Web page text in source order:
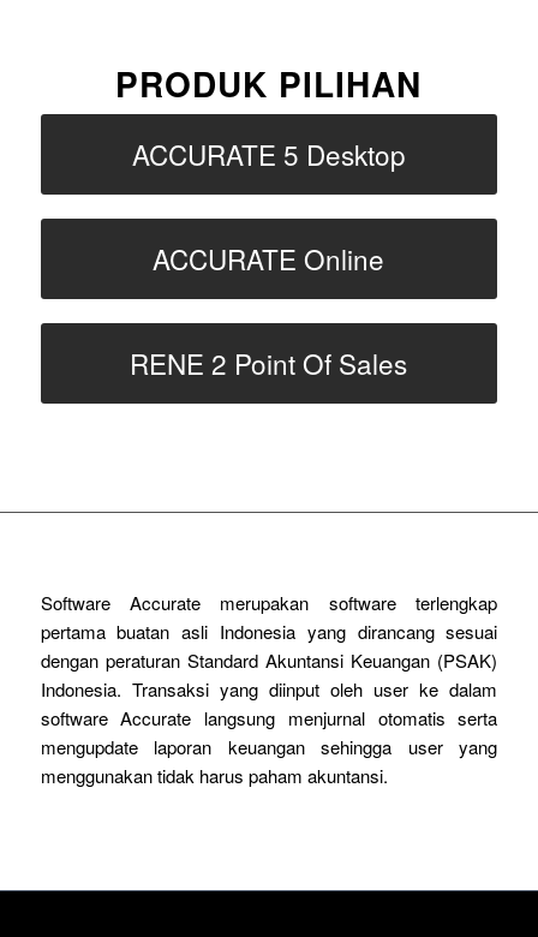
PRODUK PILIHAN
ACCURATE 5 Desktop
ACCURATE Online
RENE 2 Point Of Sales
Software Accurate merupakan software terlengkap
pertama buatan asli Indonesia yang dirancang sesuai
dengan peraturan Standard Akuntansi Keuangan (PSAK)
Indonesia. Transaksi yang diinput oleh user ke dalam
software Accurate langsung menjurnal otomatis serta
mengupdate laporan keuangan sehingga user yang
menggunakan tidak harus paham akuntansi.